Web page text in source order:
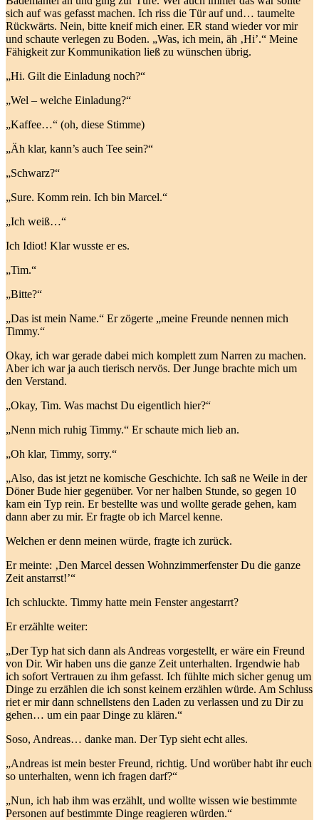
sich auf was gefasst machen. Ich riss die Tür auf und… taumelte
Rückwärts. Nein, bitte kneif mich einer. ER stand wieder vor mir
und schaute verlegen zu Boden. „Was, ich mein, äh ‚Hi’.“ Meine
Fähigkeit zur Kommunikation ließ zu wünschen übrig.
„Hi. Gilt die Einladung noch?“
„Wel – welche Einladung?“
„Kaffee…“ (oh, diese Stimme)
„Äh klar, kann’s auch Tee sein?“
„Schwarz?“
„Sure. Komm rein. Ich bin Marcel.“
„Ich weiß…“
Ich Idiot! Klar wusste er es.
„Tim.“
„Bitte?“
„Das ist mein Name.“ Er zögerte „meine Freunde nennen mich
Timmy.“
Okay, ich war gerade dabei mich komplett zum Narren zu machen.
Aber ich war ja auch tierisch nervös. Der Junge brachte mich um
den Verstand.
„Okay, Tim. Was machst Du eigentlich hier?“
„Nenn mich ruhig Timmy.“ Er schaute mich lieb an.
„Oh klar, Timmy, sorry.“
„Also, das ist jetzt ne komische Geschichte. Ich saß ne Weile in der
Döner Bude hier gegenüber. Vor ner halben Stunde, so gegen 10
kam ein Typ rein. Er bestellte was und wollte gerade gehen, kam
dann aber zu mir. Er fragte ob ich Marcel kenne.
Welchen er denn meinen würde, fragte ich zurück.
Er meinte: ‚Den Marcel dessen Wohnzimmerfenster Du die ganze
Zeit anstarrst!’“
Ich schluckte. Timmy hatte mein Fenster angestarrt?
Er erzählte weiter:
„Der Typ hat sich dann als Andreas vorgestellt, er wäre ein Freund
von Dir. Wir haben uns die ganze Zeit unterhalten. Irgendwie hab
ich sofort Vertrauen zu ihm gefasst. Ich fühlte mich sicher genug um
Dinge zu erzählen die ich sonst keinem erzählen würde. Am Schluss
riet er mir dann schnellstens den Laden zu verlassen und zu Dir zu
gehen… um ein paar Dinge zu klären.“
Soso, Andreas… danke man. Der Typ sieht echt alles.
„Andreas ist mein bester Freund, richtig. Und worüber habt ihr euch
so unterhalten, wenn ich fragen darf?“
„Nun, ich hab ihm was erzählt, und wollte wissen wie bestimmte
Personen auf bestimmte Dinge reagieren würden.“